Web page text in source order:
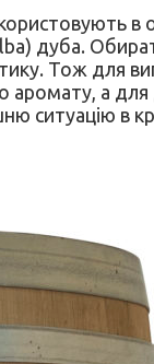
дуба.
Тож для
аромату, а
ситуацію в